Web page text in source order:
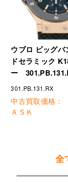
ウブロ ビッグバ
ドセラミック
ー
301.PB.131.RX
中古買取価格：
ＡＳＫ
全